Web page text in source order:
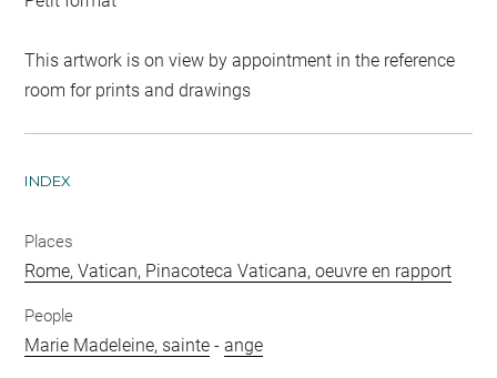
This artwork is on view by appointment in the reference
room for prints and drawings
INDEX
Places
Rome, Vatican, Pinacoteca Vaticana, oeuvre en rapport
People
Marie Madeleine, sainte -ange